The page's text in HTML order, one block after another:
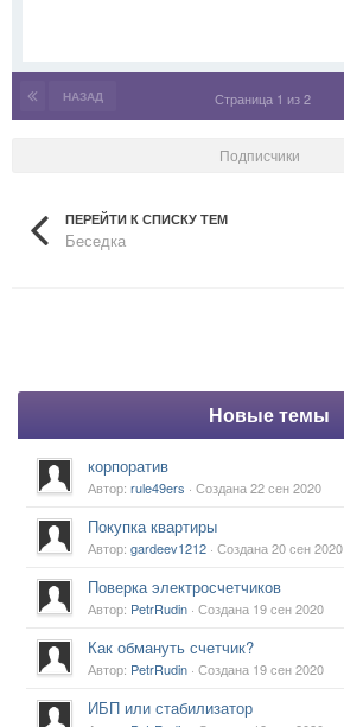
НАЗАД Страница 1 из 2
Подписчики
ПЕРЕЙТИ К СПИСКУ ТЕМ
Беседка
Новые темы
корпоратив
Автор: rule49ers · Создана22 сен 2020
Покупка квартиры
Автор: gardeev1212 · Создана20 сен 2020
Поверка электросчетчиков
Автор: PetrRudin · Создана 19 сен 2020
Как обмануть счетчик?
Автор: PetrRudin · Создана 19 сен 2020
ИБП или стабилизатор